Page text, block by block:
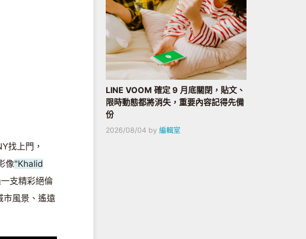
找上門，
像"Khalid
支精彩絕倫
市風景、遙遠
LINE VOOM 確定 9 月底關閉，貼文、
限時動態都將消失，重要內容記得先備
份
2026/08/04 by 編輯室